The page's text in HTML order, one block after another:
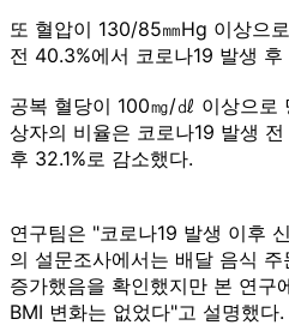
또 혈압이 130/85㎜Hg 이상으
전 40.3%에서 코로나19 발생
공복 혈당이 100㎎/㎗ 이상으로
상자의 비율은 코로나19 발생
후 32.1%로 감소했다.
연구팀은 "코로나19 발생 이후
의 설문조사에서는 배달 음식
증가했음을 확인했지만 본 연구
BMI 변화는 없었다"고 설명했다.